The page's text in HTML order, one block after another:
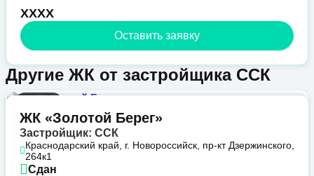
XXXX
Оставить заявку
Другие ЖК от застройщика ССК
ЖК «Золотой Берег»
Застройщик: ССК
Краснодарский край, г. Новороссийск, пр-кт Дзержинского,
264к1
Сдан